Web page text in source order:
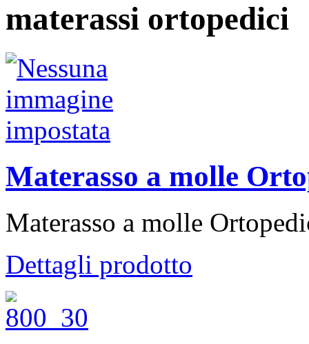
materassi ortopedici
Materasso a molle
Materasso a molle
Dettagli prodotto